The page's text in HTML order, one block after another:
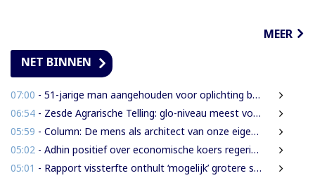
MEER
NET BINNEN
07:00 - 51-jarige man aangehouden voor oplichting bejaarde vrouw in centrum Paramaribo
06:54 - Zesde Agrarische Telling: glo-niveau meest voorkomend onder landbouwers
05:59 - Column: De mens als architect van onze eigen rampen
05:02 - Adhin positief over economische koers regering, maar wil snellere uitvoering
05:01 - Rapport vissterfte onthult ‘mogelijk’ grotere schade voor mens, dier en milieu